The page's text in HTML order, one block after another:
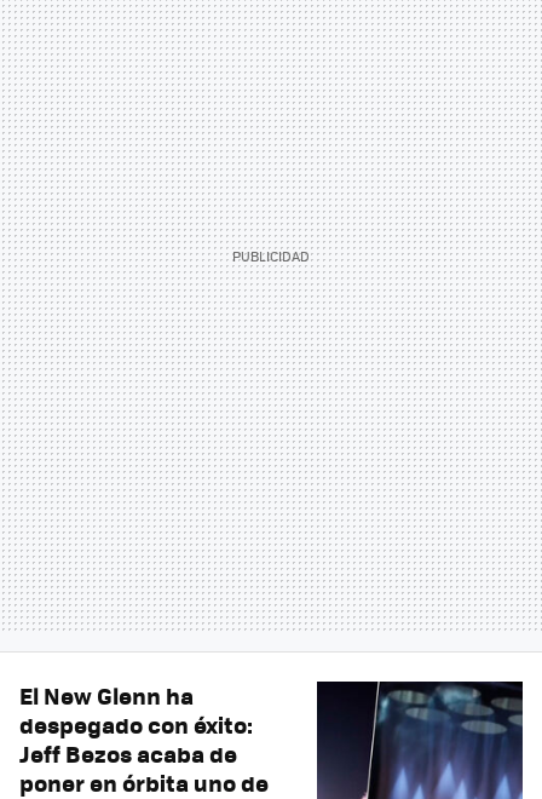
El New Glenn ha
despegado con éxito:
Jeff Bezos acaba de
poner en órbita uno de